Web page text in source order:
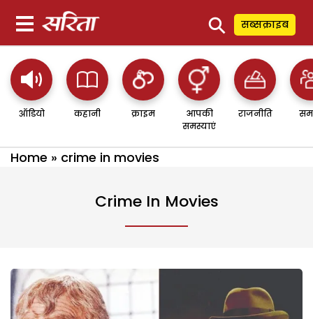
⚲ सब्सक्राइब
ऑडियो कहानी क्राइम
आपकी
समस्याएं
राजनीति
Home » crime in movies
Crime In Movies